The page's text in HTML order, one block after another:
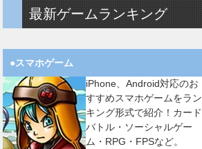
最新ゲームランキング
●スマホゲーム
iPhone、Android対応のお
すすめスマホゲームをラン
キング形式で紹介！カード
バトル・ソーシャルゲー
ム・RPG・FPSなど。